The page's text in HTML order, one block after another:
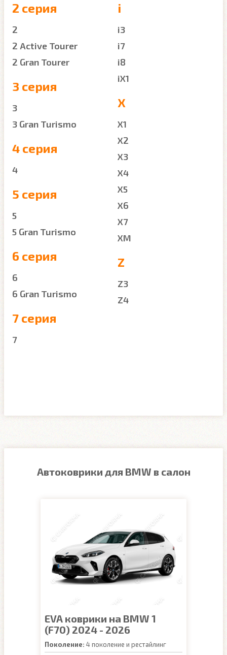
2 серия
2
2 Active Tourer
2 Gran Tourer
3 серия
3
3 Gran Turismo
4 серия
4
5 серия
5
5 Gran Turismo
6 серия
6
6 Gran Turismo
7 серия
7
i
i3
i7
i8
iX1
X
X1
X2
X3
X4
X5
X6
X7
XM
Z
Z3
Z4
Автоковрики для BMW в салон
EVA коврики на BMW 1
(F70) 2024 - 2026
Поколение: 4 поколение и рестайлинг